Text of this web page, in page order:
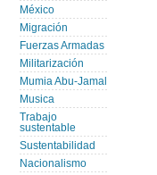
México
Migración
Fuerzas Armadas
Militarización
Mumia Abu-Jamal
Musica
Trabajo
sustentable
Sustentabilidad
Nacionalismo